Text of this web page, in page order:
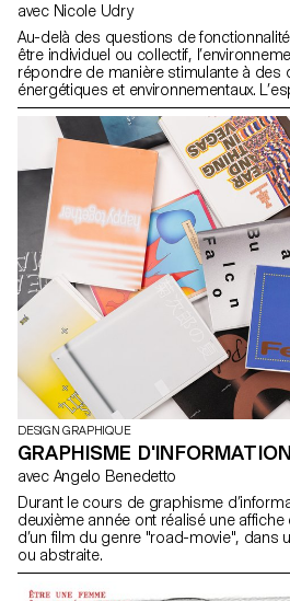
avec Nicole Udry
Au-delà des questions de
être individuel ou collectif,
répondre de manière stimulante à des
énergétiques et environnementaux.
d’habitation, l’espace public, l’espace
par de véritables déclarations
formes. Les élèves de 2ème année en
travaillé sur une communication basée
(ou d’autres) et sur la réalisation
d’en faire la promotion.
DESIGN GRAPHIQUE
GRAPHISME
avec Angelo Benedetto
Durant le cours de graphisme
deuxième année ont réalisé une
d’un film du genre "road-movie", dans
ou abstraite.